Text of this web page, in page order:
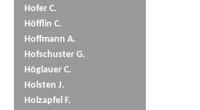
Hofer C.
Höfflin C.
Hoffmann A.
Hofschuster G.
Höglauer C.
Holsten J.
Holzapfel F.